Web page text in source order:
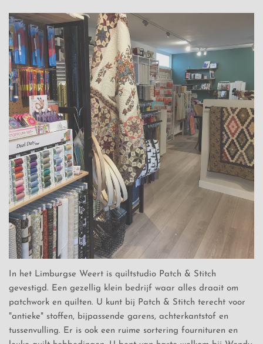
In het Limburgse Weert is quiltstudio Patch & Stitch
gevestigd. Een gezellig klein bedrijf waar alles draait om
patchwork en quilten. U kunt bij Patch & Stitch terecht voor
"antieke" stoffen, bijpassende garens, achterkantstof en
tussenvulling. Er is ook een ruime sortering fournituren en